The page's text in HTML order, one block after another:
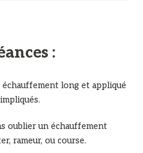
:
long et appliqué
oublier un échauffement
rameur, ou course.